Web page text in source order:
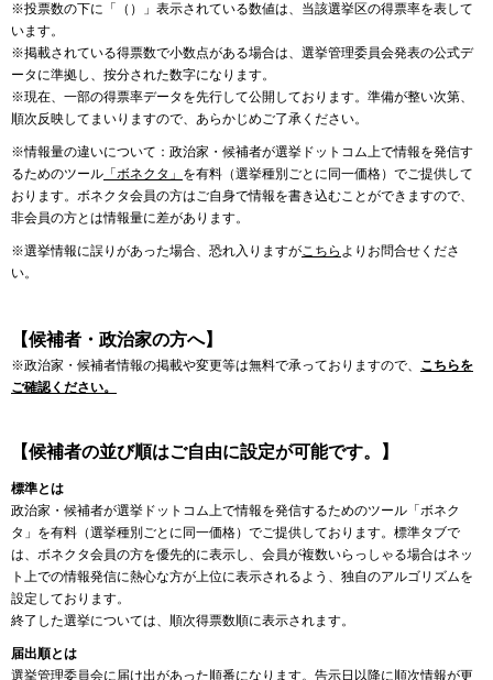
※投票数の下に「（）」表示されている数値は、当該選挙区の得票率を表して
います。
※掲載されている得票数で小数点がある場合は、選挙管理委員会発表の公式デ
ータに準拠し、按分された数字になります。
※現在、一部の得票率データを先行して公開しております。準備が整い次第、
順次反映してまいりますので、あらかじめご了承ください。
※情報量の違いについて：政治家・候補者が選挙ドットコム上で情報を発信す
るためのツール 「ボネクタ」 を有料（選挙種別ごとに同一価格）でご提供して
おります。ボネクタ会員の方はご自身で情報を書き込むことができますので、
非会員の方とは情報量に差があります。
※選挙情報に誤りがあった場合、恐れ入りますがこちら よりお問合せくださ
い。
【候補者・政治家の方へ】
※政治家・候補者情報の掲載や変更等は無料で承っておりますので、 こちらを
ご確認ください。
【候補者の並び順はご自由に設定が可能です。】
標準とは
政治家・候補者が選挙ドットコム上で情報を発信するためのツール「ボネク
タ」を有料（選挙種別ごとに同一価格）でご提供しております。標準タブで
は、ボネクタ会員の方を優先的に表示し、会員が複数いらっしゃる場合はネッ
ト上での情報発信に熱心な方が上位に表示されるよう、独自のアルゴリズムを
設定しております。
終了した選挙については、順次得票数順に表示されます。
届出順とは
選挙管理委員会に届け出があった順番になります。告示日以降に順次情報が更